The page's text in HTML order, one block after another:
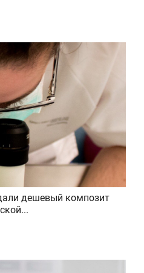
дешевый композит